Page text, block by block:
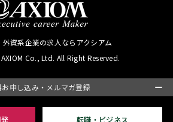
お申し込み・メルマガ登録
転職・ビジネス
外資系企業の求人ならアクシアム
Co., Ltd. All Right Reserved.